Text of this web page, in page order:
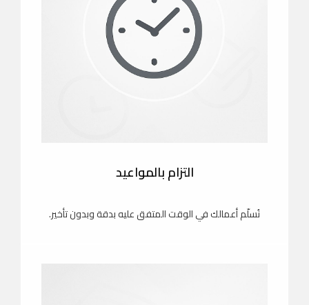
التزام بالمواعيد
نُسلّم أعمالك في الوقت المتفق عليه بدقة وبدون تأخير.